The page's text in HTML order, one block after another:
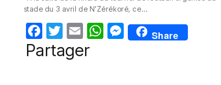
e
b
o
o
er
s
A
p
e
n
g
stade du 3 avril de N’Zérékoré, ce…
F
a
T
w
itt
E
m
W M
e
Share
Partager